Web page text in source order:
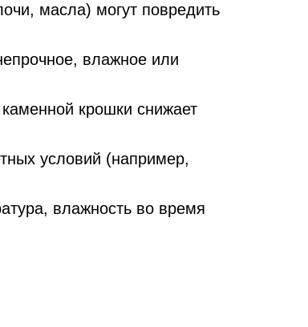
масла) могут повредить
влажное или
крошки снижает
условий (например,
влажность во время